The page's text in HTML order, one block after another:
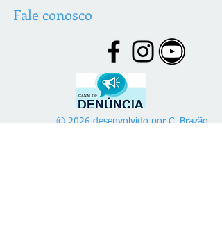
Fale conosco
© 2026 desenvolvido por C. Brazão